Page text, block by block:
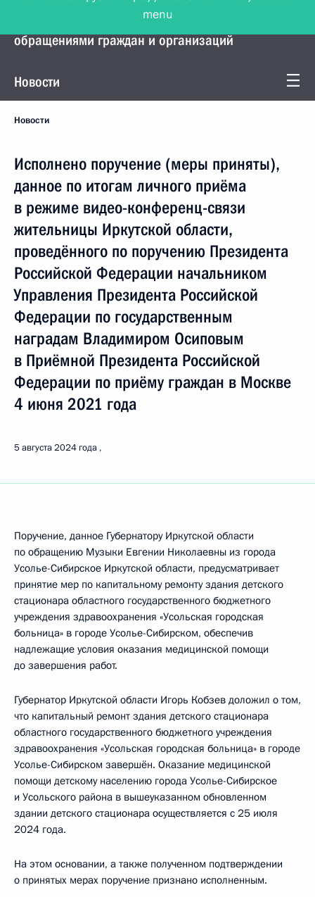
Управление Президента по работе с
обращениями граждан и организаций
Новости
Новости
Исполнено поручение (меры приняты),
данное по итогам личного приёма
в режиме видео-конференц-связи
жительницы Иркутской области,
проведённого по поручению Президента
Российской Федерации начальником
Управления Президента Российской
Федерации по государственным
наградам Владимиром Осиповым
в Приёмной Президента Российской
Федерации по приёму граждан в Москве
4 июня 2021 года
5 августа 2024 года
Поручение, данное Губернатору Иркутской области
по обращению Музыки Евгении Николаевны из города
Усолье-Сибирское Иркутской области, предусматривает
принятие мер по капитальному ремонту здания детского
стационара областного государственного бюджетного
учреждения здравоохранения «Усольская городская
больница» в городе Усолье-Сибирском, обеспечив
надлежащие условия оказания медицинской помощи
до завершения работ.
Губернатор Иркутской области Игорь Кобзев доложил о том,
что капитальный ремонт здания детского стационара
областного государственного бюджетного учреждения
здравоохранения «Усольская городская больница» в городе
Усолье-Сибирском завершён. Оказание медицинской
помощи детскому населению города Усолье-Сибирское
и Усольского района в вышеуказанном обновленном
здании детского стационара осуществляется с 25 июля
2024 года.
На этом основании, а также полученном подтверждении
о принятых мерах поручение признано исполненным.
menu